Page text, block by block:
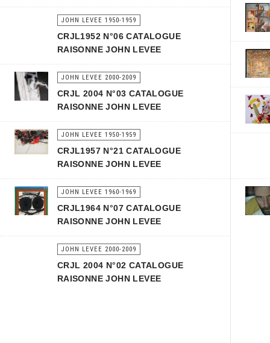
JOHN LEVEE 1950-1959
CRJL1952 N°06 CATALOGUE
RAISONNE JOHN LEVEE
JOHN LEVEE 2000-2009
CRJL 2004 N°03 CATALOGUE
RAISONNE JOHN LEVEE
JOHN LEVEE 1950-1959
CRJL1957 N°21 CATALOGUE
RAISONNE JOHN LEVEE
JOHN LEVEE 1960-1969
CRJL1964 N°07 CATALOGUE
RAISONNE JOHN LEVEE
JOHN LEVEE 2000-2009
CRJL 2004 N°02 CATALOGUE
RAISONNE JOHN LEVEE